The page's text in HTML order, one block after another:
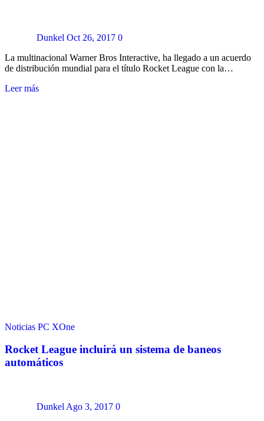
Dunkel Oct 26, 2017 0
La multinacional Warner Bros Interactive, ha llegado a un acuerdo
de distribución mundial para el título Rocket League con la…
Leer más
Noticias PC XOne
Rocket League incluirá un sistema de baneos
automáticos
Dunkel Ago 3, 2017 0